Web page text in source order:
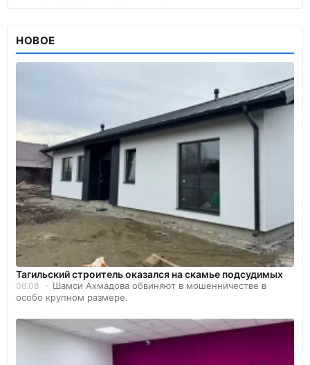
НОВОЕ
Тагильский строитель оказался на скамье подсудимых
06.08
Шамси Ахмадова обвиняют в мошенничестве в
особо крупном размере.